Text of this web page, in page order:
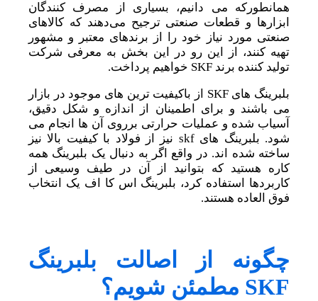
همانطورکه می دانیم، بسیاری از مصرف کنندگان
ابزارها و قطعات صنعتی ترجیح می‌دهند که کالاهای
صنعتی مورد نیاز خود را از برندهای معتبر و مشهور
تهیه کنند، از این رو در این بخش به معرفی شرکت
تولید کننده برند SKF خواهیم پرداخت.
بلبرینگ های SKF از باکیفیت ترین های موجود در بازار
می باشند و برای اطمینان از اندازه و شکل دقیق،
آسیاب شده و عملیات حرارتی برروی آن ها انجام می
شود. بلبرینگ های skf نیز از فولاد با کیفیت بالا نیز
ساخته شده اند. در واقع اگر به دنبال یک بلبرینگ همه
کاره هستید که بتوانید از آن در طیف وسیعی از
کاربردها استفاده کرد، بلبرینگ اس کا اف یک انتخاب
فوق العاده هستند.
چگونه از اصالت بلبرینگ
SKF مطمئن شویم؟